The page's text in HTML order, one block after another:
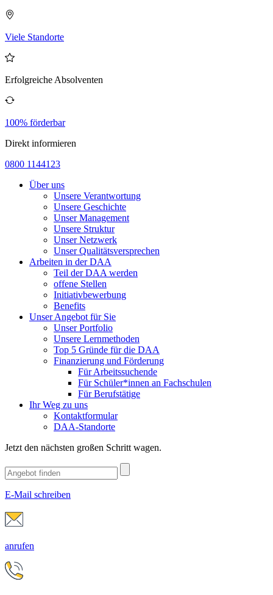
Viele Standorte
Erfolgreiche Absolventen
100% förderbar
Direkt informieren
0800 1144123
Über uns
Unsere Verantwortung
Unsere Geschichte
Unser Management
Unsere Struktur
Unser Netzwerk
Unser Qualitätsversprechen
Arbeiten in der DAA
Teil der DAA werden
offene Stellen
Initiativbewerbung
Benefits
Unser Angebot für Sie
Unser Portfolio
Unsere Lernmethoden
Top 5 Gründe für die DAA
Finanzierung und Förderung
Für Arbeitssuchende
Für Schüler*innen an Fachschulen
Für Berufstätige
Ihr Weg zu uns
Kontaktformular
DAA-Standorte
Jetzt den nächsten großen Schritt wagen.
E-Mail schreiben
anrufen